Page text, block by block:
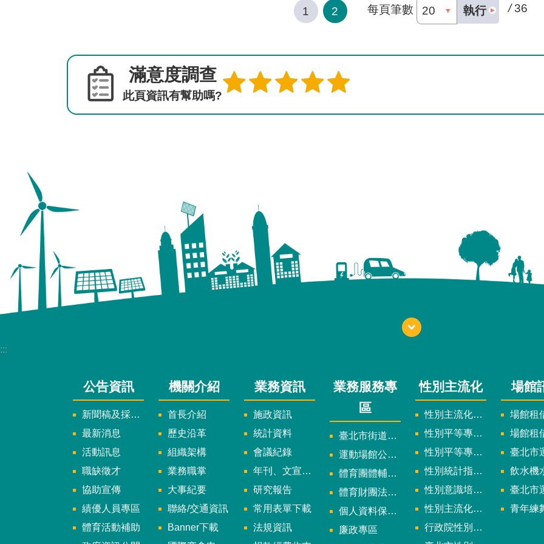
1 2 每頁筆數 執行 / 36
滿意度調查
此頁資訊有幫助嗎?
:::
公告資訊
新聞稿及採訪通知
最新消息
活動訊息
職缺徵才
協助宣傳
績優人員專區
體育活動補助
機關介紹
首長介紹
歷史沿革
組織架構
業務職掌
大事紀要
聯絡/交通資訊
Banner下載
業務資訊
施政資訊
統計資料
會議紀錄
年刊、文宣及出版品
研究報告
常用表單下載
法規資訊
業務服務專
區
臺北市街道遊戲申請專區
運動場館公司設立輔導專區
體育團體輔導訪視
體育財團法人/公益信託專區
個人資料保護專區
廉政專區
性別主流化
性別主流化實施計畫暨細部計畫
性別平等專案小組委員名單
性別平等專案小組會議紀錄
性別統計指標及項目
性別意識培力、統計分析案、影響評估案
性別主流化年度成果報告
行政院性別平等會
場館
場館租
場館租
臺北市運
飲水機水質
臺北市運動中心
青年練舞據